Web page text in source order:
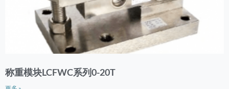
称重模块LCFWC系列0-20T